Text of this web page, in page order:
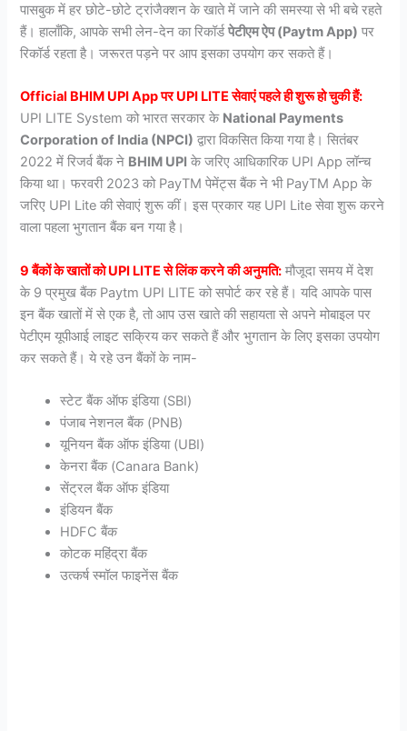
पासबुक में हर छोटे-छोटे ट्रांजैक्शन के खाते में जाने की समस्या से भी बचे रहते
हैं। हालाँकि, आपके सभी लेन-देन का रिकॉर्डपेटीएम ऐप (Paytm App) पर
रिकॉर्ड रहता है। जरूरत पड़ने पर आप इसका उपयोग कर सकते हैं।
Official BHIM UPI App पर UPI LITE सेवाएं पहले ही शुरू हो चुकी हैं:
UPI LITE System को भारत सरकार के National Payments
Corporation of India (NPCI) द्वारा विकसित किया गया है। सितंबर
2022 में रिजर्व बैंक ने BHIM UPI के जरिए आधिकारिक UPI App लॉन्च
किया था। फरवरी 2023 को PayTM पेमेंट्स बैंक ने भी PayTM App के
जरिए UPI Lite की सेवाएं शुरू कीं। इस प्रकार यह UPI Lite सेवा शुरू करने
वाला पहला भुगतान बैंक बन गया है।
9 बैंकों के खातों को UPI LITE से लिंक करने की अनुमति: मौजूदा समय में देश
के 9 प्रमुख बैंक Paytm UPI LITE को सपोर्ट कर रहे हैं। यदि आपके पास
इन बैंक खातों में से एक है, तो आप उस खाते की सहायता से अपने मोबाइल पर
पेटीएम यूपीआई लाइट सक्रिय कर सकते हैं और भुगतान के लिए इसका उपयोग
कर सकते हैं। ये रहे उन बैंकों के नाम-
स्टेट बैंक ऑफ इंडिया (SBI)
पंजाब नेशनल बैंक (PNB)
यूनियन बैंक ऑफ इंडिया (UBI)
केनरा बैंक (Canara Bank)
सेंट्रल बैंक ऑफ इंडिया
इंडियन बैंक
HDFC बैंक
कोटक महिंद्रा बैंक
उत्कर्ष स्मॉल फाइनेंस बैंक